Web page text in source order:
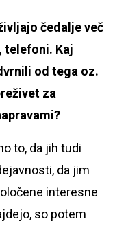
čedalje več
telefoni. Kaj
od tega oz.
za
to, da jih tudi
da jim
interesne
so potem